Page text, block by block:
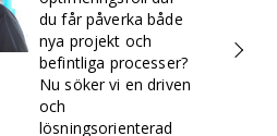
du får påverka både
nya projekt och
befintliga processer?
Nu söker vi en driven
och
lösningsorienterad